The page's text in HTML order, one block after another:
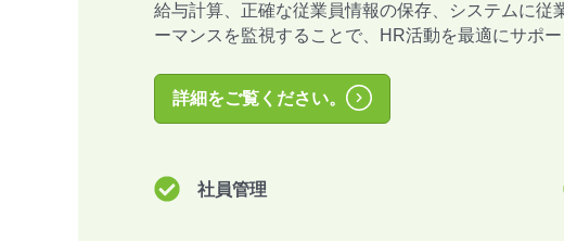
給与計算、正確な従業員情報の保存、システムに従
ーマンスを監視することで、HR活動を最適にサポー
詳細をご覧ください。
社員管理